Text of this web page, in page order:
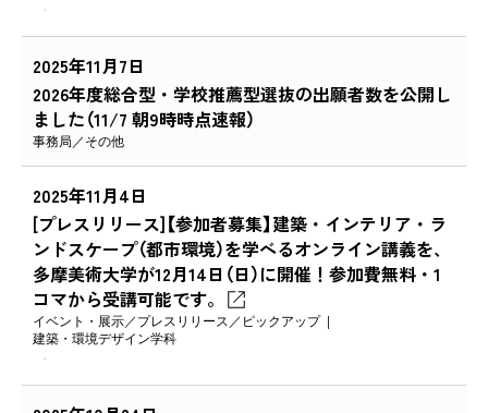
2025年11月7日
2026年度総合型・学校推薦型選抜の出願者数を公開し
ました（11/7 朝9時時点速報）
事務局 その他
2025年11月4日
[プレスリリース]【参加者募集】建築・インテリア・ラ
ンドスケープ（都市環境）を学べるオンライン講義を、
多摩美術大学が12月14日（日）に開催！参加費無料・1
コマから受講可能です。
イベント・展示 プレスリリース
ピックアップ
建築・環境デザイン学科